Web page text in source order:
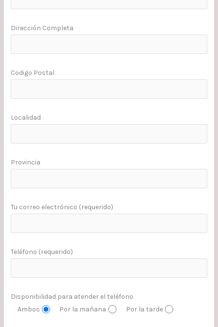
Dirección Completa
Codigo Postal
Localidad
Provincia
Tu correo electrónico (requerido)
Teléfono (requerido)
Disponibilidad para atender el teléfono
Ambos
Por la mañana Por la tarde